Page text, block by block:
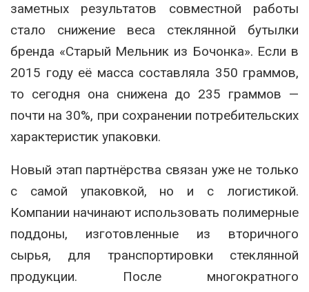
заметных результатов совместной работы
стало снижение веса стеклянной бутылки
бренда «Старый Мельник из Бочонка». Если в
2015 году её масса составляла 350 граммов,
то сегодня она снижена до 235 граммов —
почти на 30%, при сохранении потребительских
характеристик упаковки.
Новый этап партнёрства связан уже не только
с самой упаковкой, но и с логистикой.
Компании начинают использовать полимерные
поддоны, изготовленные из вторичного
сырья, для транспортировки стеклянной
продукции. После многократного